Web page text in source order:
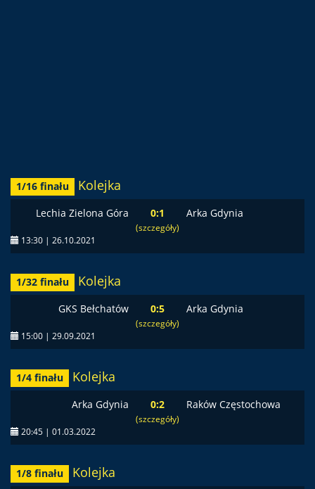
1/16 finału Kolejka
Lechia Zielona Góra 0:1
(szczegóły)
Arka Gdynia
13:30 | 26.10.2021
1/32 finału Kolejka
GKS Bełchatów 0:5
(szczegóły)
Arka Gdynia
15:00 | 29.09.2021
1/4 finału Kolejka
Arka Gdynia 0:2
(szczegóły)
Raków Częstochowa
20:45 | 01.03.2022
1/8 finału Kolejka